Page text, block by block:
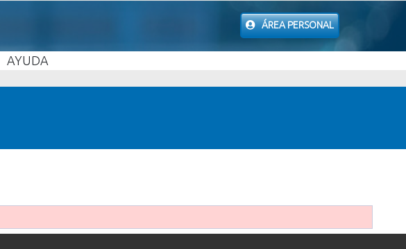
ÁREA PERSONAL
AYUDA